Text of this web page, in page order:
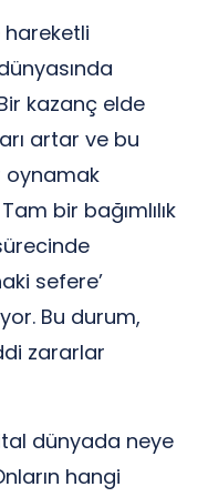
kazanç elde
artar ve bu
oynamak
bir bağımlılık
sefere’
Bu durum,
zararlar
dünyada neye
hangi